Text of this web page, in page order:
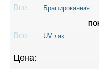
Все Брашированная
Все UV лак
Цена: